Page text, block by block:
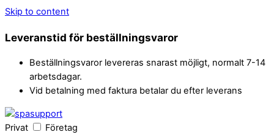
Skip to content
Leveranstid för beställningsvaror
Beställningsvaror levereras snarast möjligt, normalt 7-14
arbetsdagar.
Vid betalning med faktura betalar du efter leverans
Privat Företag